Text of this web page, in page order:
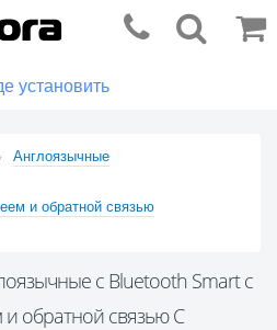
установить
Англоязычные
и обратной связью
с Bluetooth Smart с
обратной связью С